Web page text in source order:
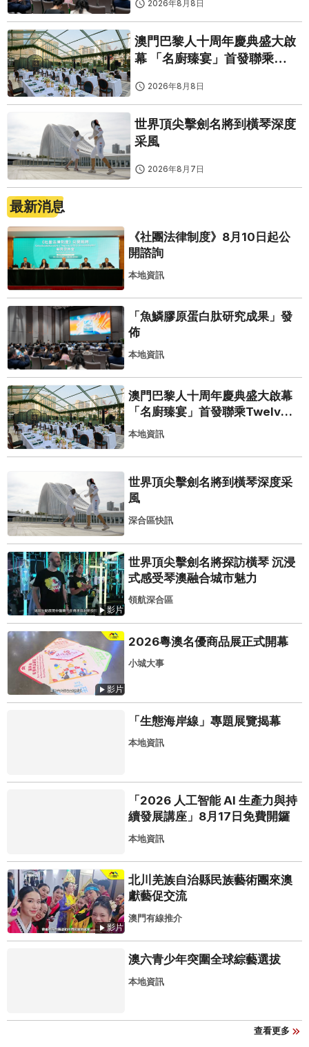
2026年8月8日
澳門巴黎人十周年慶典盛大啟
幕 「名廚臻宴」首發聯乘
2026年8月8日
世界頂尖擊劍名將到橫琴深度
采風
2026年8月7日
最新消息
《社團法律制度》8月10日起公
開諮詢
本地資訊
「魚鱗膠原蛋白肽研究成果」發
佈
本地資訊
澳門巴黎人十周年慶典盛大啟幕
「名廚臻宴」首發聯乘Twelve
25演繹極致法式風雅
本地資訊
世界頂尖擊劍名將到橫琴深度采
風
深合區快訊
影片
世界頂尖擊劍名將探訪橫琴 沉浸
式感受琴澳融合城市魅力
領航深合區
影片
2026粵澳名優商品展正式開幕
小城大事
「生態海岸線」專題展覽揭幕
本地資訊
「2026 人工智能 AI 生產力與持
續發展講座」8月17日免費開鑼
本地資訊
影片
北川羌族自治縣民族藝術團來澳
獻藝促交流
澳門有線推介
澳六青少年突圍全球綜藝選拔
本地資訊
查看更多